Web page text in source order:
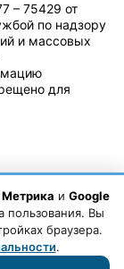
– 75429 от
по надзору
и массовых
для
и Google
пользования. Вы
браузера.
.